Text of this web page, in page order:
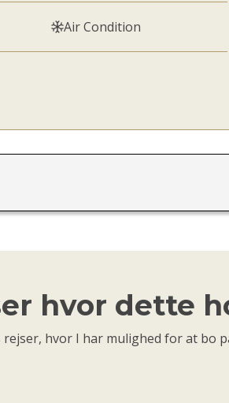
Air Condition
hvor dette
rejser, hvor I har mulighed for at bo